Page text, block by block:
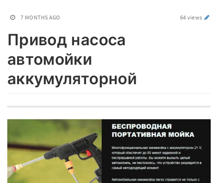
7 MONTHS AGO 64 views
Привод насоса
автомойки
аккумуляторной